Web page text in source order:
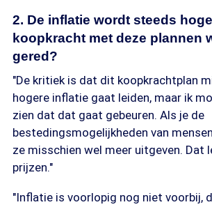
2. De inflatie wordt steeds
koopkracht met deze plannen
gered?
"De kritiek is dat dit koopkrachtplan
hogere inflatie gaat leiden, maar ik
zien dat dat gaat gebeuren. Als je de
bestedingsmogelijkheden van
ze misschien wel meer uitgeven. Dat
prijzen."
"Inflatie is voorlopig nog niet voorbij,